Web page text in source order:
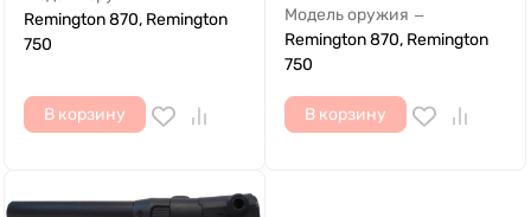
Remington 870, Remington
750
В корзину
Модель оружия —
Remington 870, Remington
750
В корзину